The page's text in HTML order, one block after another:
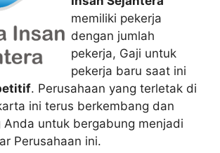
memiliki pekerja
dengan jumlah
pekerja, Gaji untuk
pekerja baru saat ini
. Perusahaan yang terletak di
ini terus berkembang dan
Anda untuk bergabung menjadi
Perusahaan ini.